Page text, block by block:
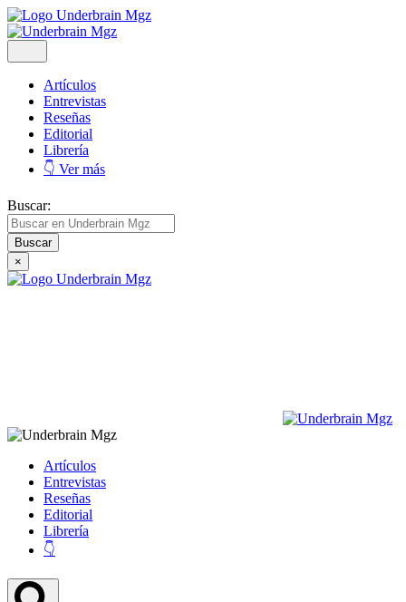
Artículos
Entrevistas
Reseñas
Editorial
Librería
👇 Ver más
Buscar:
×
Artículos
Entrevistas
Reseñas
Editorial
Librería
👇